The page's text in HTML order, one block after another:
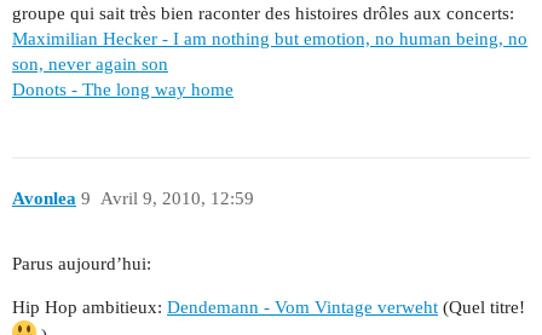
groupe qui sait très bien raconter des histoires drôles aux concerts:
Maximilian Hecker - I am nothing but emotion, no human being, no
son, never again son
Donots - The long way home
Avonlea Avril 9, 2010, 12:59
9
Parus aujourd’hui:
Hip Hop ambitieux: Dendemann - Vom Vintage verweht (Quel titre!